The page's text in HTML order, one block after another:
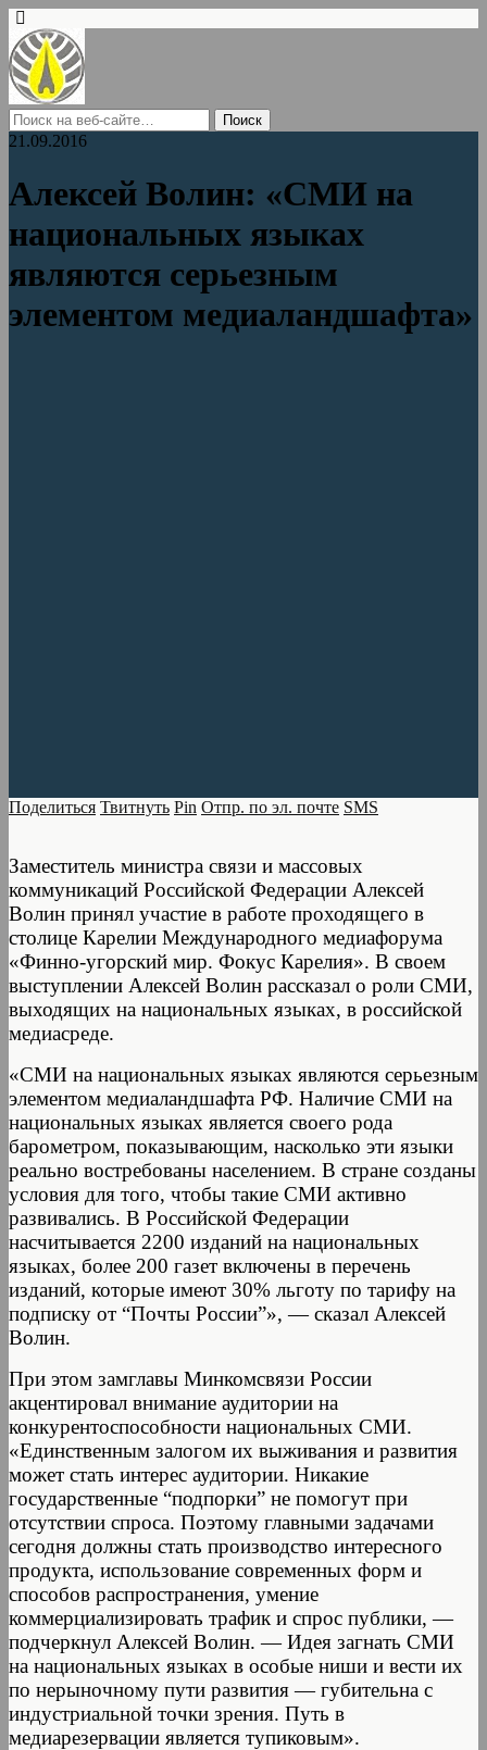
21.09.2016
Алексей Волин: «СМИ на
национальных языках
являются серьезным
элементом медиаландшафта»
Поделиться Твитнуть Pin Отпр. по эл. почте SMS
Заместитель министра связи и массовых
коммуникаций Российской Федерации Алексей
Волин принял участие в работе проходящего в
столице Карелии Международного медиафорума
«Финно-угорский мир. Фокус Карелия». В своем
выступлении Алексей Волин рассказал о роли СМИ,
выходящих на национальных языках, в российской
медиасреде.
«СМИ на национальных языках являются серьезным
элементом медиаландшафта РФ. Наличие СМИ на
национальных языках является своего рода
барометром, показывающим, насколько эти языки
реально востребованы населением. В стране созданы
условия для того, чтобы такие СМИ активно
развивались. В Российской Федерации
насчитывается 2200 изданий на национальных
языках, более 200 газет включены в перечень
изданий, которые имеют 30% льготу по тарифу на
подписку от “Почты России”», — сказал Алексей
Волин.
При этом замглавы Минкомсвязи России
акцентировал внимание аудитории на
конкурентоспособности национальных СМИ.
«Единственным залогом их выживания и развития
может стать интерес аудитории. Никакие
государственные “подпорки” не помогут при
отсутствии спроса. Поэтому главными задачами
сегодня должны стать производство интересного
продукта, использование современных форм и
способов распространения, умение
коммерциализировать трафик и спрос публики, —
подчеркнул Алексей Волин. — Идея загнать СМИ
на национальных языках в особые ниши и вести их
по нерыночному пути развития — губительна с
индустриальной точки зрения. Путь в
медиарезервации является тупиковым».